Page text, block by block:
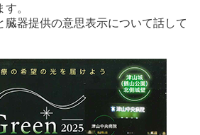
。
臓器提供の意思表示について話して